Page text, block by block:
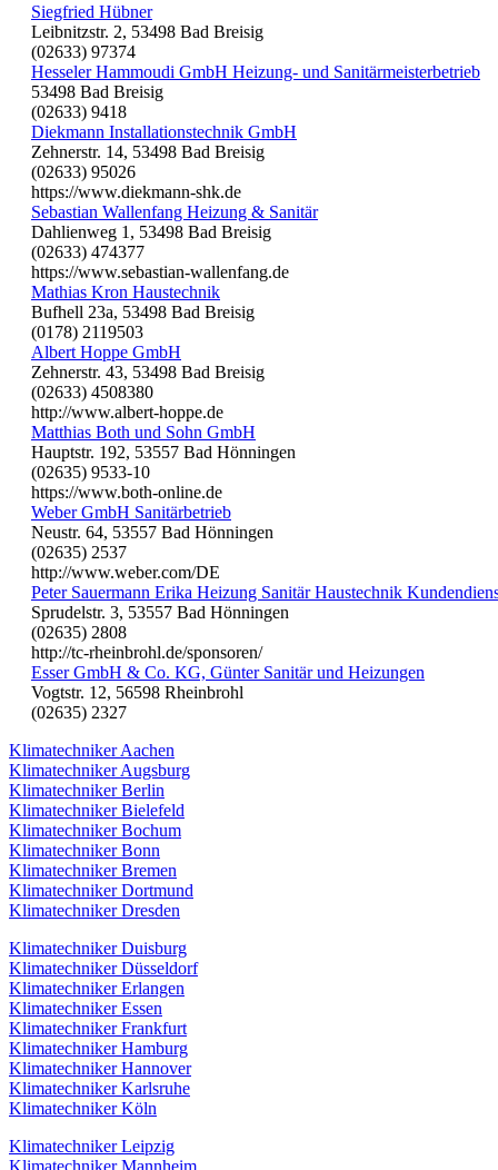
Siegfried Hübner
Leibnitzstr. 2, 53498 Bad Breisig
(02633) 97374
Hesseler Hammoudi GmbH Heizung- und Sanitärmeisterbetrieb
53498 Bad Breisig
(02633) 9418
Diekmann Installationstechnik GmbH
Zehnerstr. 14, 53498 Bad Breisig
(02633) 95026
https://www.diekmann-shk.de
Sebastian Wallenfang Heizung & Sanitär
Dahlienweg 1, 53498 Bad Breisig
(02633) 474377
https://www.sebastian-wallenfang.de
Mathias Kron Haustechnik
Bufhell 23a, 53498 Bad Breisig
(0178) 2119503
Albert Hoppe GmbH
Zehnerstr. 43, 53498 Bad Breisig
(02633) 4508380
http://www.albert-hoppe.de
Matthias Both und Sohn GmbH
Hauptstr. 192, 53557 Bad Hönningen
(02635) 9533-10
https://www.both-online.de
Weber GmbH Sanitärbetrieb
Neustr. 64, 53557 Bad Hönningen
(02635) 2537
http://www.weber.com/DE
Peter Sauermann Erika Heizung Sanitär Haustechnik
Sprudelstr. 3, 53557 Bad Hönningen
(02635) 2808
http://tc-rheinbrohl.de/sponsoren/
Esser GmbH & Co. KG, Günter Sanitär und Heizungen
Vogtstr. 12, 56598 Rheinbrohl
(02635) 2327
Klimatechniker Aachen
Klimatechniker Augsburg
Klimatechniker Berlin
Klimatechniker Bielefeld
Klimatechniker Bochum
Klimatechniker Bonn
Klimatechniker Bremen
Klimatechniker Dortmund
Klimatechniker Dresden
Klimatechniker Duisburg
Klimatechniker Düsseldorf
Klimatechniker Erlangen
Klimatechniker Essen
Klimatechniker Frankfurt
Klimatechniker Hamburg
Klimatechniker Hannover
Klimatechniker Karlsruhe
Klimatechniker Köln
Klimatechniker Leipzig
Klimatechniker Mannheim